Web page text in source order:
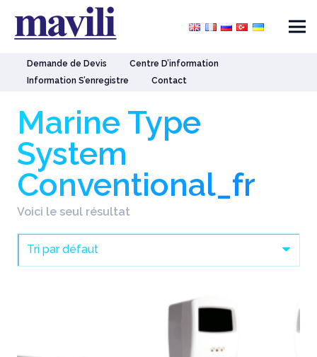
Demande de Devis
Centre D’information
Information S’enregistre
Contact
Marine Type
System
Conventional_fr
Voici le seul résultat